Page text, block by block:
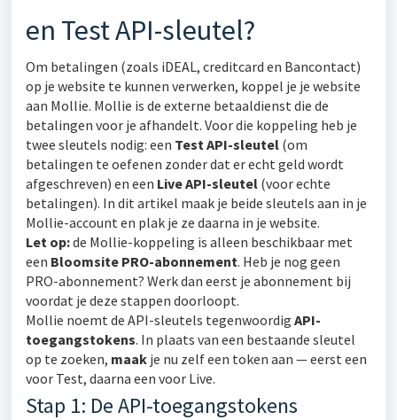
en Test API-sleutel?
Om betalingen (zoals iDEAL, creditcard en Bancontact)
op je website te kunnen verwerken, koppel je je website
aan Mollie. Mollie is de externe betaaldienst die de
betalingen voor je afhandelt. Voor die koppeling heb je
twee sleutels nodig: een Test API-sleutel (om
betalingen te oefenen zonder dat er echt geld wordt
afgeschreven) en een Live API-sleutel (voor echte
betalingen). In dit artikel maak je beide sleutels aan in je
Mollie-account en plak je ze daarna in je website.
Let op:de Mollie-koppeling is alleen beschikbaar met
een Bloomsite PRO-abonnement. Heb je nog geen
PRO-abonnement? Werk dan eerst je abonnement bij
voordat je deze stappen doorloopt.
Mollie noemt de API-sleutels tegenwoordig API-
toegangstokens. In plaats van een bestaande sleutel
op te zoeken, maak je nu zelf een token aan — eerst een
voor Test, daarna een voor Live.
Stap 1: De API-toegangstokens